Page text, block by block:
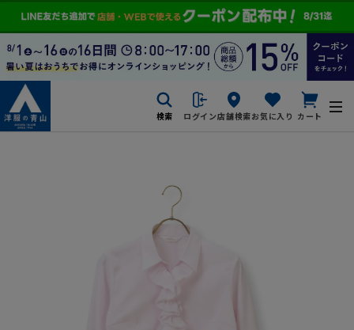
検索 ログイン店舗検索お気に入り カート